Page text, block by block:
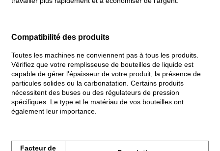
Compatibilité des produits
Toutes les machines ne conviennent pas à tous les produits.
Vérifiez que votre remplisseuse de bouteilles de liquide est
capable de gérer l'épaisseur de votre produit, la présence de
particules solides ou la carbonatation. Certains produits
nécessitent des buses ou des régulateurs de pression
spécifiques. Le type et le matériau de vos bouteilles ont
également leur importance.
Facteur de